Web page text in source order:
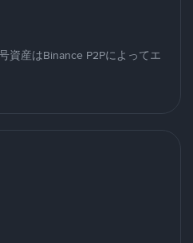
資産はBinance P2Pによってエ